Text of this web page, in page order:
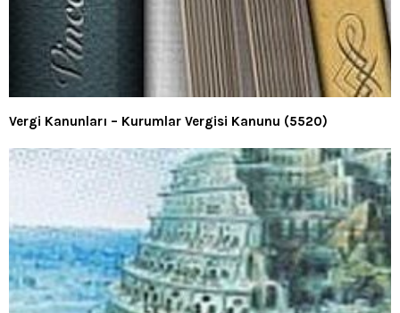
Vergi Kanunları – Kurumlar Vergisi Kanunu (5520)